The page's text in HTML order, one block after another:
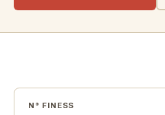
N° FINESS